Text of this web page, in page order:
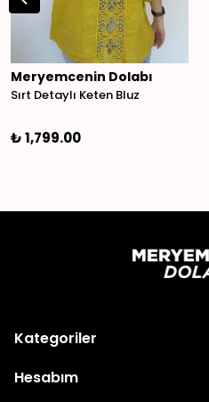
Meryemcenin Dolabı
Sırt Detaylı Keten Bluz
₺ 1,799.00
Kategoriler
Hesabım